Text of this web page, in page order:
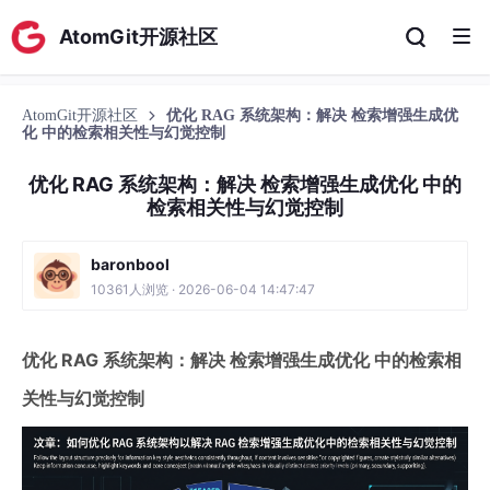
AtomGit开源社区
AtomGit开源社区
优化 RAG 系统架构：解决 检索增强生成优
化 中的检索相关性与幻觉控制
优化 RAG 系统架构：解决 检索增强生成优化 中的
检索相关性与幻觉控制
baronbool
10361人浏览 · 2026-06-04 14:47:47
优化 RAG 系统架构：解决 检索增强生成优化 中的检索相
关性与幻觉控制